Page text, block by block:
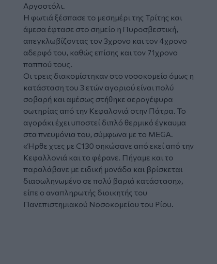
Αργοστόλι.
Η φωτιά ξέσπασε το μεσημέρι της Τρίτης και
άμεσα έφτασε στο σημείο η Πυροσβεστική,
απεγκλωβίζοντας τον 3χρονο και τον 4χρονο
αδερφό του, καθώς επίσης και τον 71χρονο
παππού τους.
Οι τρεις διακομίστηκαν στο νοσοκομείο όμως η
κατάσταση του 3 ετών αγοριού είναι πολύ
σοβαρή και αμέσως στήθηκε αερογέφυρα
σωτηρίας από την Κεφαλονιά στην Πάτρα. Το
αγοράκι έχει υποστεί διπλό θερμικό έγκαυμα
στα πνευμόνια του, σύμφωνα με το MEGA.
«Ήρθε χτες με C130 σηκώσανε από εκεί από την
Κεφαλλονιά και το φέρανε. Πήγαμε και το
παραλάβανε με ειδική μονάδα και βρίσκεται
διασωληνωμένο σε πολύ βαριά κατάσταση»,
είπε ο αναπληρωτής διοικητής του
Πανεπιστημιακού Νοσοκομείου του Ρίου.